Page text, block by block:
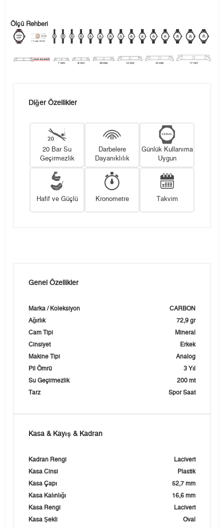
Ölçü Rehberi
Diğer Özellikler
20 Bar Su
Geçirmezlik
Darbelere
Dayanıklılık
Günlük Kullanıma
Uygun
Hafif ve Güçlü Kronometre Takvim
Genel Özellikler
Marka / Koleksiyon
CARBON
Ağırlık
72,9 gr
Cam Tipi
Mineral
Cinsiyet
Erkek
Makine Tipi
Analog
Pil Ömrü
3 Yıl
Su Geçirmezlik
200 mt
Tarz
Spor Saat
Kasa & Kayış & Kadran
Kadran Rengi
Lacivert
Kasa Cinsi
Plastik
Kasa Çapı
52,7 mm
Kasa Kalınlığı
16,6 mm
Kasa Rengi
Lacivert
Kasa Şekli
Oval